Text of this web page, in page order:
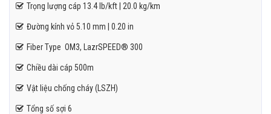
Trọng lượng cáp 13.4 lb/kft | 20.0 kg/km
Đường kính vỏ 5.10 mm | 0.20 in
Fiber Type OM3, LazrSPEED® 300
Chiều dài cáp 500m
Vật liệu chống cháy (LSZH)
Tổng số sợi 6